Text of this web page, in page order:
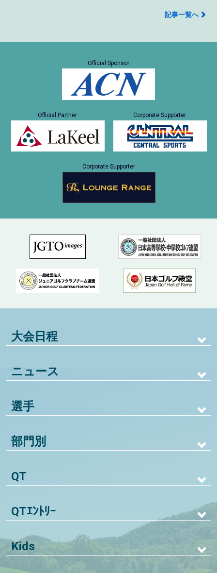
記事一覧へ
Official Sponsor
Official Partner Corporate Supporter
Corporate Supporter
大会日程
ニュース
選手
部門別
QT
QTｴﾝﾄﾘｰ
Kids